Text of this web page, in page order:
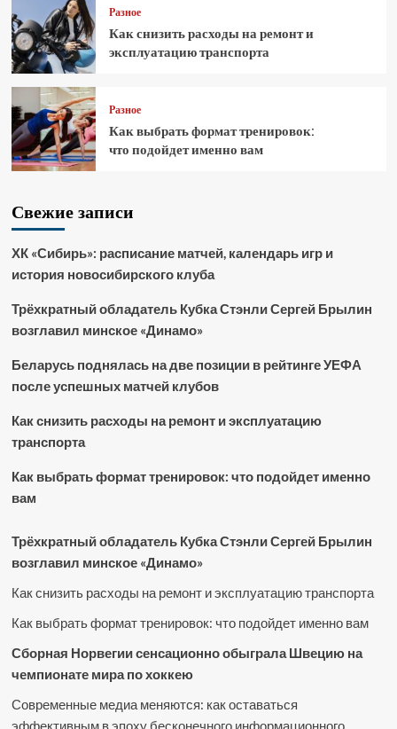
Разное
Как снизить расходы на ремонт и
эксплуатацию транспорта
Разное
Как выбрать формат тренировок:
что подойдет именно вам
Свежие записи
ХК «Сибирь»: расписание матчей, календарь игр и
история новосибирского клуба
Трёхкратный обладатель Кубка Стэнли Сергей Брылин
возглавил минское «Динамо»
Беларусь поднялась на две позиции в рейтинге УЕФА
после успешных матчей клубов
Как снизить расходы на ремонт и эксплуатацию
транспорта
Как выбрать формат тренировок: что подойдет именно
вам
Трёхкратный обладатель Кубка Стэнли Сергей Брылин
возглавил минское «Динамо»
Как снизить расходы на ремонт и эксплуатацию транспорта
Как выбрать формат тренировок: что подойдет именно вам
Сборная Норвегии сенсационно обыграла Швецию на
чемпионате мира по хоккею
Современные медиа меняются: как оставаться